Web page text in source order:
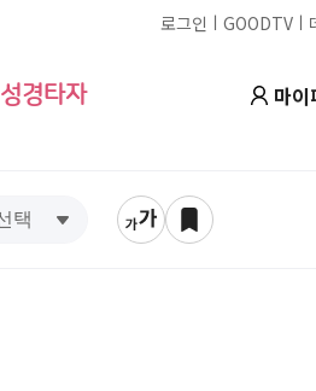
로그인 ㅣ GOODTV ㅣ
성경타자 마이